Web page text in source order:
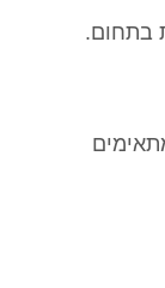
בתחום.